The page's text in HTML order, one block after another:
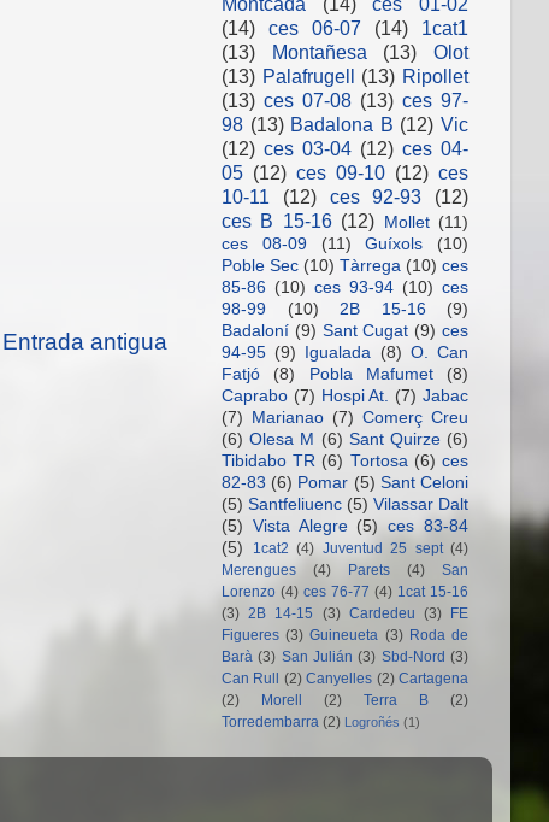
Entrada antigua
(14)
ces 06-07 (14)
1cat1
(13)
Montañesa (13)
Olot
(13) Palafrugell (13) Ripollet
(13) ces 07-08 (13) ces 97-
98 (13) Badalona B (12) Vic
(12) ces 03-04 (12) ces 04-
05 (12) ces 09-10 (12) ces
10-11
(12) ces 92-93
(12)
ces B 15-16 (12) Mollet (11)
ces 08-09
(11) Guíxols
(10)
Poble Sec (10) Tàrrega (10) ces
85-86 (10) ces 93-94 (10) ces
98-99
(10) 2B 15-16
(9)
Badaloní (9) Sant Cugat (9) ces
94-95 (9) Igualada (8) O. Can
Fatjó
(8) Pobla Mafumet
(8)
Caprabo (7) Hospi At. (7) Jabac
(7)
Marianao (7) Comerç Creu
(6) Olesa M (6) Sant Quirze (6)
Tibidabo TR (6) Tortosa (6) ces
82-83 (6) Pomar (5) Sant Celoni
(5) Santfeliuenc (5) Vilassar Dalt
(5) Vista Alegre (5)
ces 83-84
(5)
1cat2 (4) Juventud 25 sept (4)
Merengues
(4) Parets (4)
San
Lorenzo (4) ces 76-77 (4) 1cat 15-16
(3) 2B 14-15 (3) Cardedeu (3)
FE
Figueres (3) Guineueta (3) Roda de
Barà (3) San Julián (3) Sbd-Nord (3)
Can Rull
(2) Canyelles (2) Cartagena
(2)
Morell (2) Terra B
(2)
Torredembarra (2) Logroñés (1)